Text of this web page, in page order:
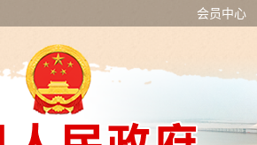
会员中心